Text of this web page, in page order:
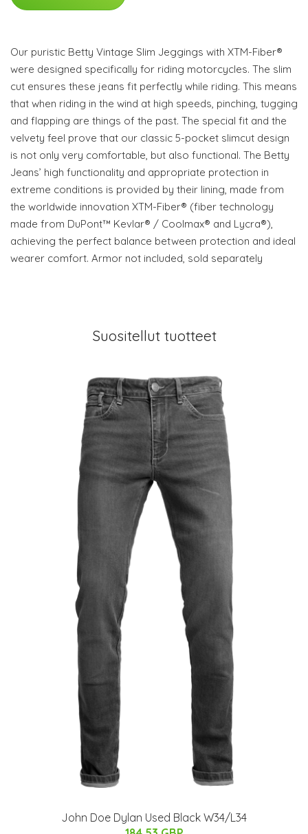
Our puristic Betty Vintage Slim Jeggings with XTM-Fiber®
were designed specifically for riding motorcycles. The slim
cut ensures these jeans fit perfectly while riding. This means
that when riding in the wind at high speeds, pinching, tugging
and flapping are things of the past. The special fit and the
velvety feel prove that our classic 5-pocket slimcut design
is not only very comfortable, but also functional. The Betty
Jeans’ high functionality and appropriate protection in
extreme conditions is provided by their lining, made from
the worldwide innovation XTM-Fiber® (fiber technology
made from DuPont™ Kevlar® / Coolmax® and Lycra®),
achieving the perfect balance between protection and ideal
wearer comfort. Armor not included, sold separately
Suositellut tuotteet
John Doe Dylan Used Black W34/L34